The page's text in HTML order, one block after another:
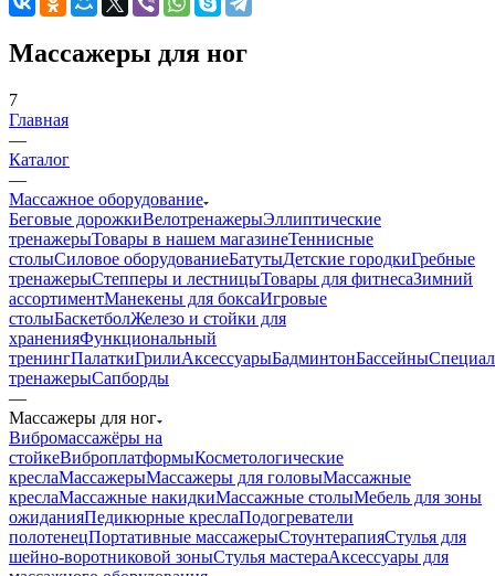
Массажеры для ног
7
Главная
—
Каталог
—
Массажное оборудование
Беговые дорожкиВелотренажерыЭллиптические
тренажерыТовары в нашем магазинеТеннисные
столыСиловое оборудованиеБатутыДетские городкиГребные
тренажерыСтепперы и лестницыТовары для фитнесаЗимний
ассортиментМанекены для боксаИгровые
столыБаскетболЖелезо и стойки для
храненияФункциональный
тренингПалаткиГрилиАксессуарыБадминтонБассейны
тренажерыСапборды
—
Массажеры для ног
Вибромассажёры на
стойкеВиброплатформыКосметологические
креслаМассажерыМассажеры для головыМассажные
креслаМассажные накидкиМассажные столыМебель для зоны
ожиданияПедикюрные креслаПодогреватели
полотенецПортативные массажерыСтоунтерапияСтулья для
шейно-воротниковой зоныСтулья мастераАксессуары для